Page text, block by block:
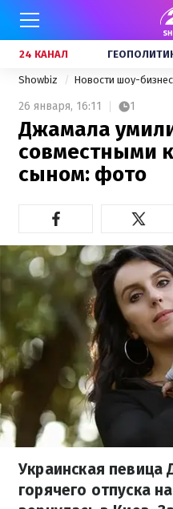
24 КАНАЛ
Showbiz Новости шоу-
26 января, 16:11 1
Джамала
совместными
сыном: фото
Украинская певица
горячего отпуска